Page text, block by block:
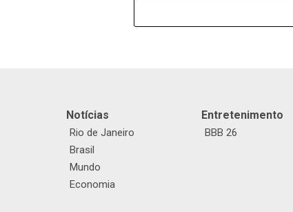
Notícias
Rio de Janeiro
Brasil
Mundo
Economia
Entretenimento
BBB 26